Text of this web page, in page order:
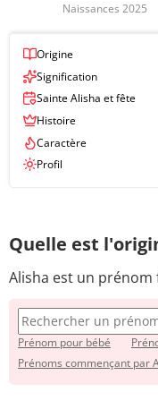
Naissances 2025
Origine
Signification
Sainte Alisha et fête
Histoire
Caractère
Profil
Quelle est
Alisha est un
Prénom pour bébé
Prénoms commençant par